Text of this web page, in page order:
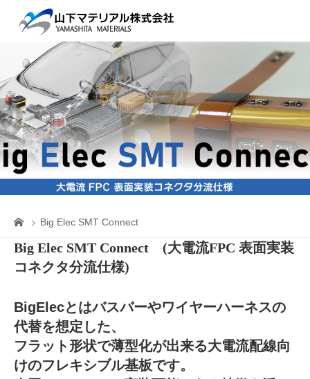
Big Elec SMT Connect
Big Elec SMT Connect (大電流FPC 表面実装
コネクタ分流仕様)
BigElecとはバスバーやワイヤーハーネスの
代替を想定した、
フラット形状で薄型化が出来る大電流配線向
けのフレキシブル基板です。